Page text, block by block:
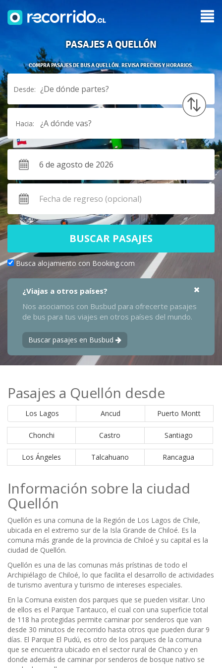
PASAJES A QUELLÓN
COMPRA PASAJES DE BUS A QUELLÓN. REVISA PRECIOS Y HORARIOS.
Desde: ¿De dónde partes?
Hacia: ¿A dónde vas?
BUSCAR PASAJES
Busca alojamiento con Booking.com
¿Viajas a otros países?
Nos asociamos con Busbud para ofrecerte pasajes
de bus para tus viajes en otros países del mundo.
Buscar pasajes en Busbud
Pasajes a Quellón desde
Los Lagos Ancud Puerto Montt
Chonchi Castro Santiago
Los Ángeles Talcahuano Rancagua
Información sobre la ciudad
Quellón
Quellón es una comuna de la Región de Los Lagos de Chile,
ubicada en el extremo sur de la Isla Grande de Chiloé. Es la
comuna más grande de la provincia de Chiloé y su capital es la
ciudad de Quellón.
Quellón es una de las comunas más prístinas de todo el
Archipiélago de Chiloé, lo que facilita el desarrollo de actividades
de turismo aventura y turismo de intereses especiales.
En la Comuna existen dos parques que se pueden visitar. Uno
de ellos es el Parque Tantauco, el cual con una superficie total
de 118 ha protegidas permite caminar por senderos que van
desde 30 minutos de recorrido hasta otros que pueden durar 9
días. El Parque El Pudú, es otro de los parques de la comuna
que se encuentra ubicado en el sector rural de Chanco y en
donde además de caminar por senderos de bosque nativo se